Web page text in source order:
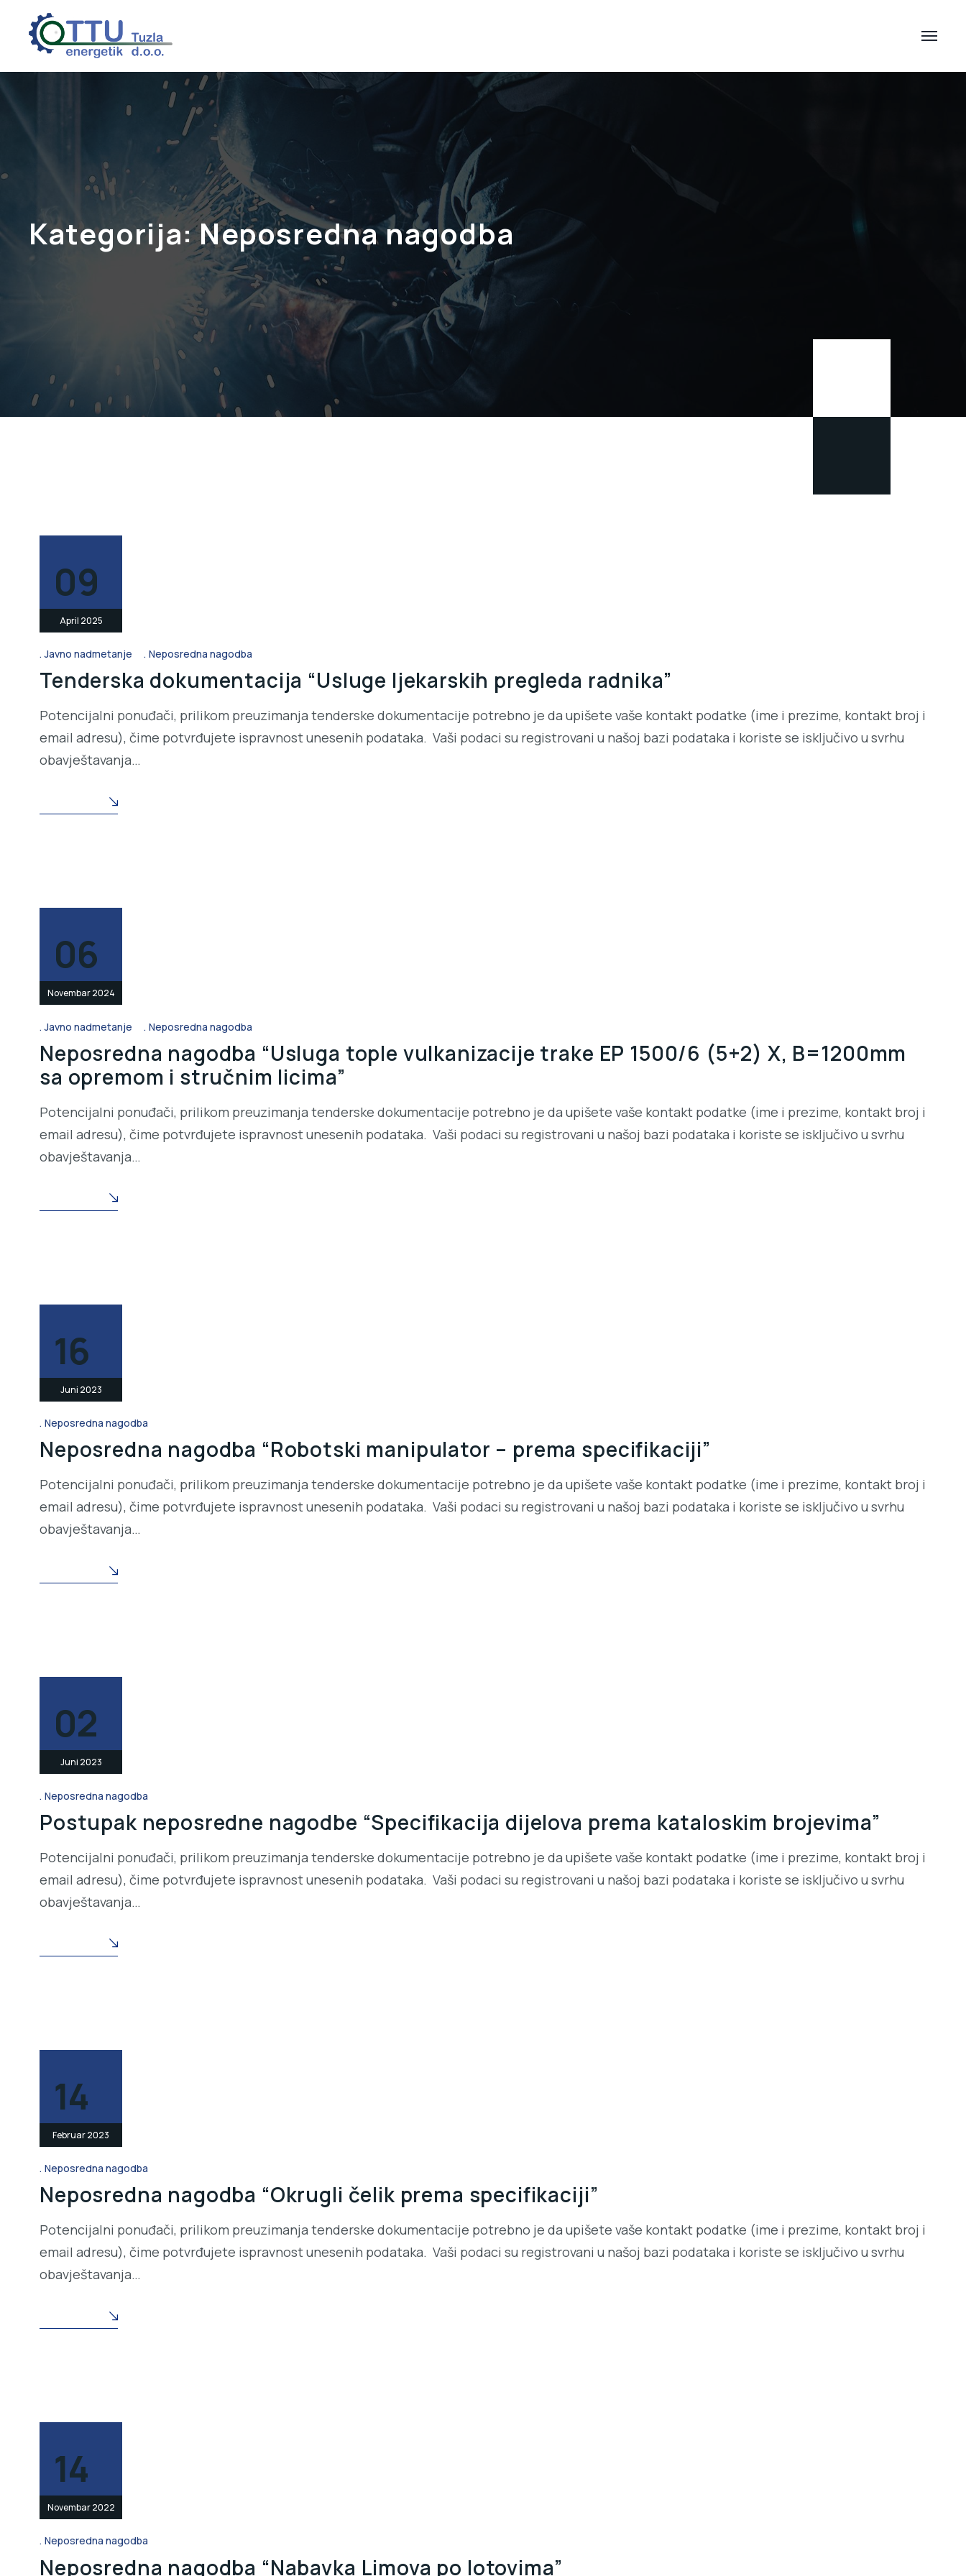
Kategorija:Neposredna nagodba
09
April 2025
Javno nadmetanje Neposredna nagodba
Tenderska dokumentacija “Usluge ljekarskih pregleda radnika”
Potencijalni ponuđači, prilikom preuzimanja tenderske dokumentacije potrebno je da upišete vaše kontakt podatke (ime i prezime, kontakt broj i
email adresu), čime potvrđujete ispravnost unesenih podataka. Vaši podaci su registrovani u našoj bazi podataka i koriste se isključivo u svrhu
obavještavanja…
06
Novembar 2024
Javno nadmetanje Neposredna nagodba
Neposredna nagodba “Usluga tople vulkanizacije trake EP 1500/6 (5+2) X, B=1200mm
sa opremom i stručnim licima”
Potencijalni ponuđači, prilikom preuzimanja tenderske dokumentacije potrebno je da upišete vaše kontakt podatke (ime i prezime, kontakt broj i
email adresu), čime potvrđujete ispravnost unesenih podataka. Vaši podaci su registrovani u našoj bazi podataka i koriste se isključivo u svrhu
obavještavanja…
16
Juni 2023
Neposredna nagodba
Neposredna nagodba “Robotski manipulator – prema specifikaciji”
Potencijalni ponuđači, prilikom preuzimanja tenderske dokumentacije potrebno je da upišete vaše kontakt podatke (ime i prezime, kontakt broj i
email adresu), čime potvrđujete ispravnost unesenih podataka. Vaši podaci su registrovani u našoj bazi podataka i koriste se isključivo u svrhu
obavještavanja…
02
Juni 2023
Neposredna nagodba
Postupak neposredne nagodbe “Specifikacija dijelova prema kataloskim brojevima”
Potencijalni ponuđači, prilikom preuzimanja tenderske dokumentacije potrebno je da upišete vaše kontakt podatke (ime i prezime, kontakt broj i
email adresu), čime potvrđujete ispravnost unesenih podataka. Vaši podaci su registrovani u našoj bazi podataka i koriste se isključivo u svrhu
obavještavanja…
14
Februar 2023
Neposredna nagodba
Neposredna nagodba “Okrugli čelik prema specifikaciji”
Potencijalni ponuđači, prilikom preuzimanja tenderske dokumentacije potrebno je da upišete vaše kontakt podatke (ime i prezime, kontakt broj i
email adresu), čime potvrđujete ispravnost unesenih podataka. Vaši podaci su registrovani u našoj bazi podataka i koriste se isključivo u svrhu
obavještavanja…
14
Novembar 2022
Neposredna nagodba
Neposredna nagodba “Nabavka Limova po lotovima”